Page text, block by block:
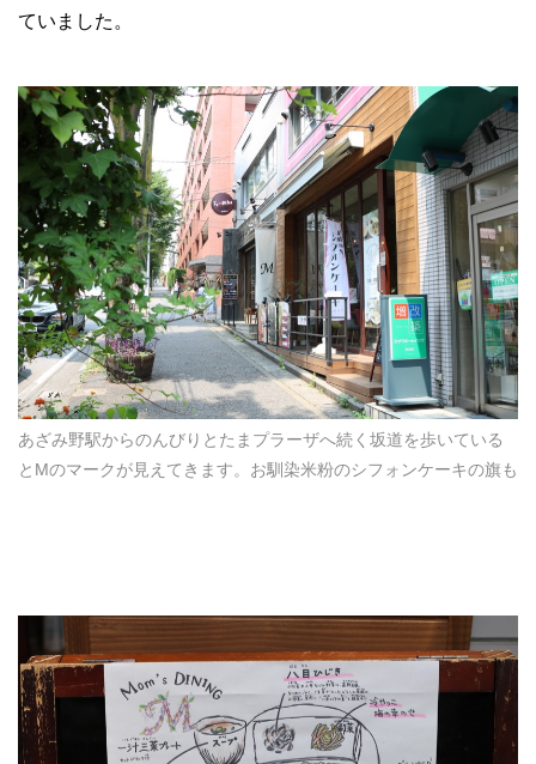
ていました。
あざみ野駅からのんびりとたまプラーザへ続く坂道を歩いている
とMのマークが見えてきます。お馴染米粉のシフォンケーキの旗も